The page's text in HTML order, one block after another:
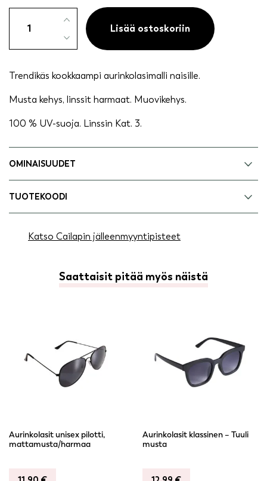
klassinen
määrä
Lisää ostoskoriin
Trendikäs kookkaampi aurinkolasimalli naisille.
Musta kehys, linssit harmaat. Muovikehys.
100 % UV-suoja. Linssin Kat. 3.
OMINAISUUDET
TUOTEKOODI
Katso Cailapin jälleenmyyntipisteet
Saattaisit pitää myös näistä
Aurinkolasit unisex pilotti,
mattamusta/harmaa
Aurinkolasit klassinen – Tuuli
musta